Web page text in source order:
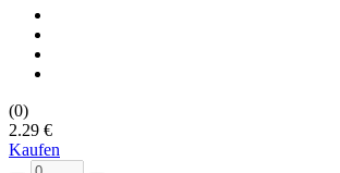
(0)
2.29 €
Kaufen